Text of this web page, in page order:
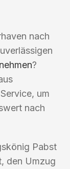
nach
?
um
nach
Pabst
den Umzug